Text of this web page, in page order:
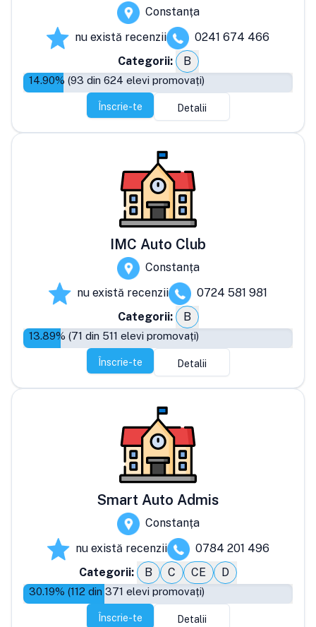
Constanța
nu există recenzii
0241 674 466
Categorii:
B
14.90% (93 din 624 elevi promovați)
Înscrie-te Detalii
IMC Auto Club
Constanța
nu există recenzii
0724 581 981
Categorii:
B
13.89% (71 din 511 elevi promovați)
Înscrie-te Detalii
Smart Auto Admis
Constanța
nu există recenzii
0784 201 496
Categorii:
B C CE D
30.19% (112 din 371 elevi promovați)
Înscrie-te Detalii